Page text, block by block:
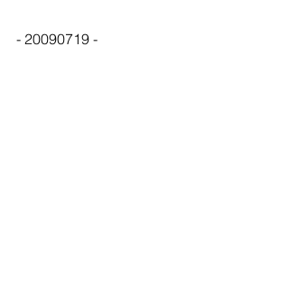
- 20090719 -